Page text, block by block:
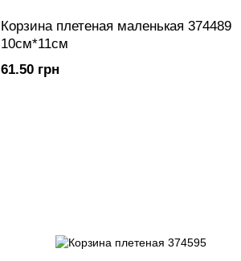
Корзина плетеная маленькая 374489
10см*11см
61.50 грн